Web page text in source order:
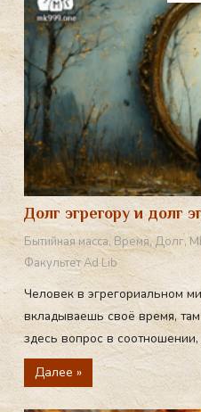
Долг эгрегору и долг
Бытийная масса,Время,Долг,
Факультет Ad Lib
Человек в эгрегориальном
вкладываешь своё время,
здесь вопрос в соотношении,
Далее »